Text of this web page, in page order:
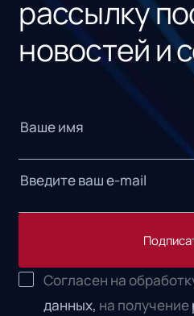
рассылку
новостей и
Согласен на
данных, на получение